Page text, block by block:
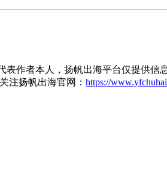
表作者本人，扬帆出海平台仅提供
注扬帆出海官网： https://